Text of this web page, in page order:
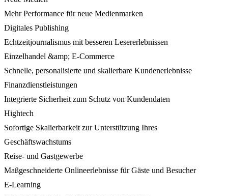
Mehr Performance für neue Medienmarken
Digitales Publishing
Echtzeitjournalismus mit besseren Lesererlebnissen
Einzelhandel &amp; E-Commerce
Schnelle, personalisierte und skalierbare Kundenerlebnisse
Finanzdienstleistungen
Integrierte Sicherheit zum Schutz von Kundendaten
Hightech
Sofortige Skalierbarkeit zur Unterstützung Ihres
Geschäftswachstums
Reise- und Gastgewerbe
Maßgeschneiderte Onlineerlebnisse für Gäste und Besucher
E-Learning